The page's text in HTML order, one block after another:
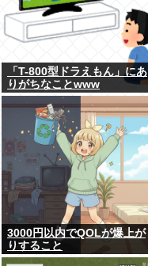
「T-800型ドラえもん」にあ
りがちなことwww
3000円以内でQOLが爆上が
りすること